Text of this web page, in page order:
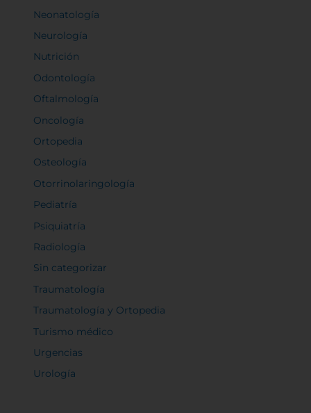
Neonatología
Neurología
Nutrición
Odontología
Oftalmología
Oncología
Ortopedia
Osteología
Otorrinolaringología
Pediatría
Psiquiatría
Radiología
Sin categorizar
Traumatología
Traumatología y Ortopedia
Turismo médico
Urgencias
Urología